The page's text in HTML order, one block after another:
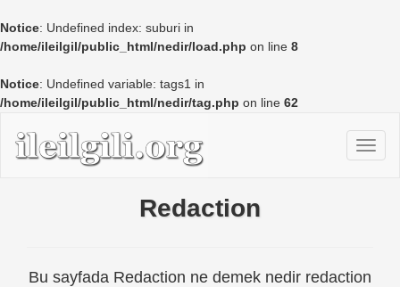
Notice: Undefined index: suburi in
/home/ileilgil/public_html/nedir/load.php on line 8
Notice: Undefined variable: tags1 in
/home/ileilgil/public_html/nedir/tag.php on line 62
Redaction
Bu sayfada Redaction ne demek nedir redaction